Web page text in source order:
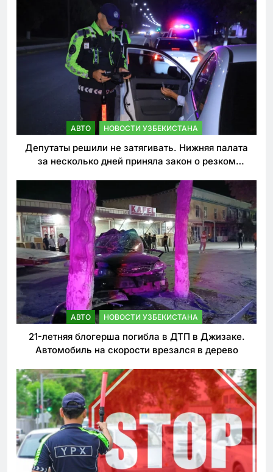
АВТО НОВОСТИ УЗБЕКИСТАНА
Депутаты решили не затягивать. Нижняя палата
за несколько дней приняла закон о резком
АВТО НОВОСТИ УЗБЕКИСТАНА
21-летняя блогерша погибла в ДТП в Джизаке.
Автомобиль на скорости врезался в дерево